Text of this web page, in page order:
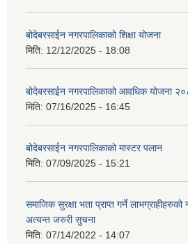
बोदेबरसाईन नगरपालिकाको शिक्षा योजना
मिति: 12/12/2025 - 18:08
बोदेबरसाईन नगरपालिकाको आवधिक योजना
मिति: 07/16/2025 - 16:45
बोदेबरसाईन नगरपालिकाको मास्टर पलान
मिति: 07/09/2025 - 15:21
समाजिक सुरक्षा भता प्राप्त गर्ने
अत्यन्त जरुरी सुचना
मिति: 07/14/2022 - 14:07